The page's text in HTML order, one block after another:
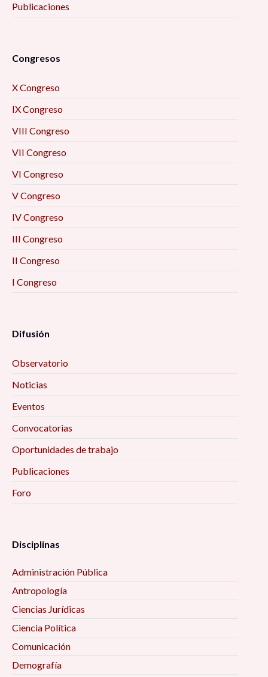
Publicaciones
Congresos
X Congreso
IX Congreso
VIII Congreso
VII Congreso
VI Congreso
V Congreso
IV Congreso
III Congreso
II Congreso
I Congreso
Difusión
Observatorio
Noticias
Eventos
Convocatorias
Oportunidades de trabajo
Publicaciones
Foro
Disciplinas
Administración Pública
Antropología
Ciencias Jurídicas
Ciencia Política
Comunicación
Demografía